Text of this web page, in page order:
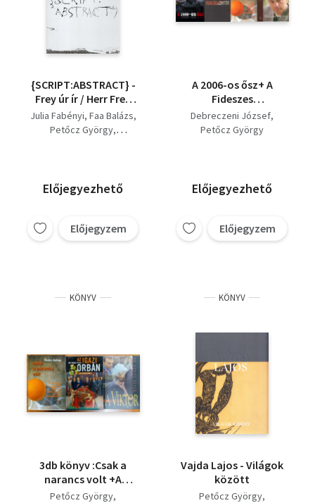
{SCRIPT:ABSTRACT} -
Frey úr ír / Herr Frey
frei
Julia Fabényi Faa Balázs
Petőcz György
Előjegyezhető
Előjegyzem
A 2006-os ősz+ A
Fideszes
rablógazdaság + Csak
a narancs volt. A
Debreczeni József
Petőcz György
Előjegyezhető
Előjegyzem
KÖNYV
3db könyv :Csak a
narancs volt +A
Viktor+Az igazi Orbán
Petőcz György
KÖNYV
Vajda Lajos - Világok
között
Petőcz György